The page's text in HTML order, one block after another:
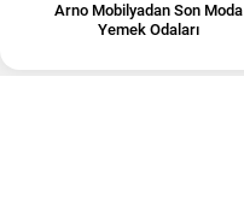
Arno Mobilyadan Son Moda
Yemek Odaları